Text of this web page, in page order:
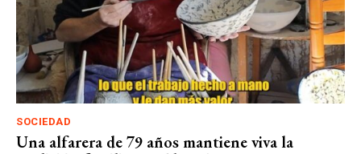
SOCIEDAD
Una alfarera de 79 años mantiene viva la